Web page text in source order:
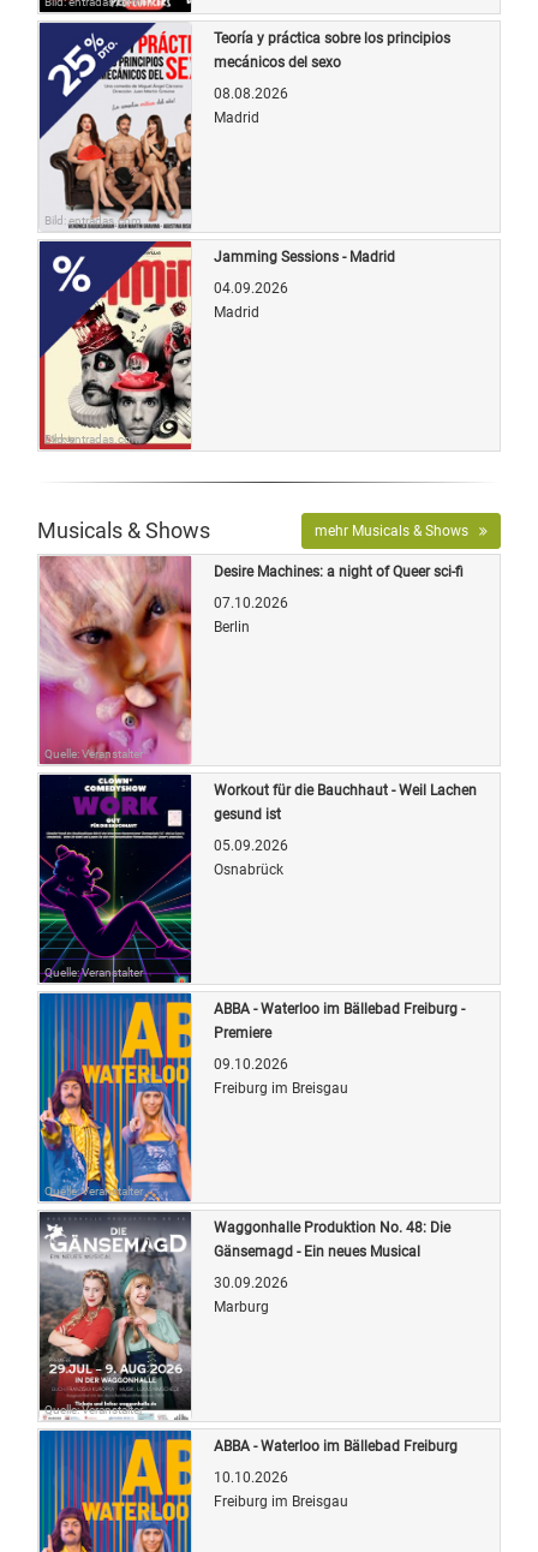
Bild: entradas.com
Teoría y práctica sobre los principios
mecánicos del sexo
08.08.2026
Madrid
Bild: entradas.com
Jamming Sessions - Madrid
04.09.2026
Madrid
Musicals & Shows mehr Musicals & Shows
Quelle: Veranstalter
Desire Machines: a night of Queer sci-fi
07.10.2026
Berlin
Quelle: Veranstalter
Workout für die Bauchhaut - Weil Lachen
gesund ist
05.09.2026
Osnabrück
Quelle: Veranstalter
ABBA - Waterloo im Bällebad Freiburg -
Premiere
09.10.2026
Freiburg im Breisgau
Quelle: Veranstalter
Waggonhalle Produktion No. 48: Die
Gänsemagd - Ein neues Musical
30.09.2026
Marburg
ABBA - Waterloo im Bällebad Freiburg
10.10.2026
Freiburg im Breisgau